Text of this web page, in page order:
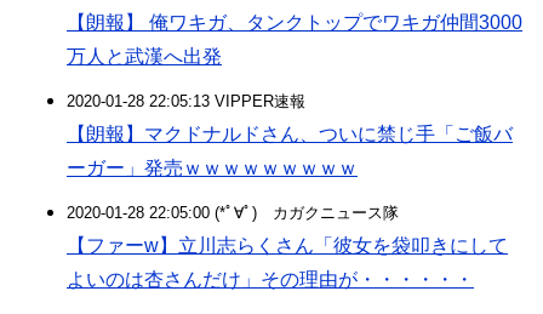
【朗報】 俺ワキガ、タンクトップでワキガ仲間3000
万人と武漢へ出発
2020-01-28 22:05:13 VIPPER速報
【朗報】マクドナルドさん、ついに禁じ手「ご飯バ
ーガー」発売ｗｗｗｗｗｗｗｗｗ
2020-01-28 22:05:00 (*ﾟ∀ﾟ)ゞカガクニュース隊
【ファーw】立川志らくさん「彼女を袋叩きにして
よいのは杏さんだけ」その理由が・・・・・・